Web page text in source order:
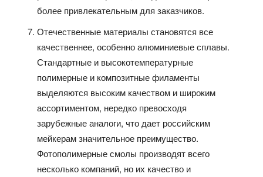
более привлекательным для заказчиков.
Отечественные материалы становятся все
качественнее, особенно алюминиевые сплавы.
Стандартные и высокотемпературные
полимерные и композитные филаменты
выделяются высоким качеством и широким
ассортиментом, нередко превосходя
зарубежные аналоги, что дает российским
мейкерам значительное преимущество.
Фотополимерные смолы производят всего
несколько компаний, но их качество и